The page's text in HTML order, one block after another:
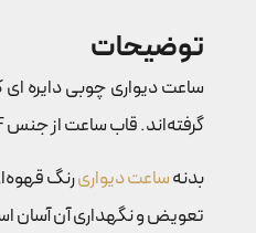
توضیحات
گرفته‌اند. قاب ساعت از جنس MDF با روکش چوب ساخته شده که به آن استحکام و دوام می‌بخشد.
بدنهساعت دیواریرنگ
تعویض و نگهداری آن آسان